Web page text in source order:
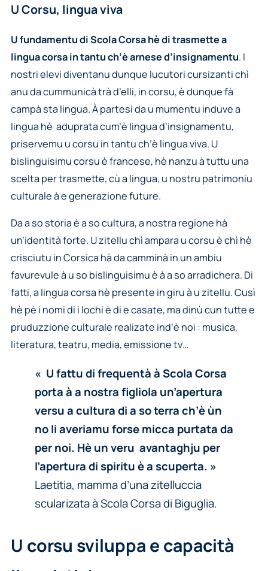
U Corsu, lingua viva
U fundamentu di Scola Corsa hè di trasmette a
lingua corsa in tantu ch’è arnese d’insignamentu. I
nostri elevi diventanu dunque lucutori cursizanti chì
anu da cummunicà trà d’elli, in corsu, è dunque fà
campà sta lingua. À partesi da u mumentu induve a
lingua hè aduprata cum’è lingua d’insignamentu,
priservemu u corsu in tantu ch’è lingua viva. U
bislinguisimu corsu è francese, hè nanzu à tuttu una
scelta per trasmette, cù a lingua, u nostru patrimoniu
culturale à e generazione future.
Da a so storia è a so cultura, a nostra regione hà
un’identità forte. U zitellu chì ampara u corsu è chì hè
crisciutu in Corsica hà da camminà in un ambiu
favurevule à u so bislinguisimu è à a so arradichera. Di
fatti, a lingua corsa hè presente in giru à u zitellu. Cusì
hè pè i nomi di i lochi è di e casate, ma dinù cun tutte e
pruduzzione culturale realizate ind’è noi : musica,
literatura, teatru, media, emissione tv…
« U fattu di frequentà à Scola Corsa
porta à a nostra figliola un’apertura
versu a cultura di a so terra ch’è ùn
no li averiamu forse micca purtata da
per noi. Hè un veru avantaghju per
l’apertura di spiritu è a scuperta. »
Laetitia, mamma d’una zitelluccia
scularizata à Scola Corsa di Biguglia.
U corsu sviluppa e capacità